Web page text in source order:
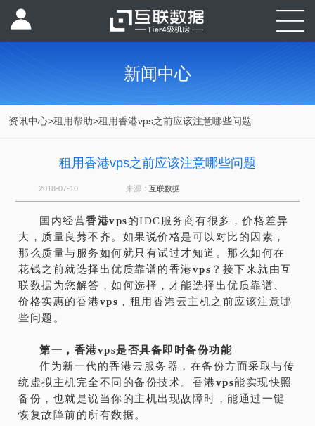
新闻中心
资讯中心>租用帮助>租用香港vps之前应该注意哪些问题
租用香港vps之前应该注意哪些问题
2018-07-10 来源： 互联数据
国内经营香港vps的IDC服务商有很多，价格差异
大，质量良莠不齐。如果说价格是可以对比的因素，
那么质量与服务如何就只有试过才知道。那么如何在
花钱之前就选择出优质靠谱的香港vps ？接下来就由互
联数据为您解答，如何选择，才能选择出优质靠谱、
价格实惠的香港vps ，租用香港云主机之前应该注意哪
些问题。
第一，香港vps是否具备即时备份功能
作为新一代的香港云服务器，在备份方面采取与传
统虚拟主机完全不同的备份技术。香港vps能实现快照
备份，也就是说当你的主机出现故障时，能通过一键
恢复故障前的所有数据。